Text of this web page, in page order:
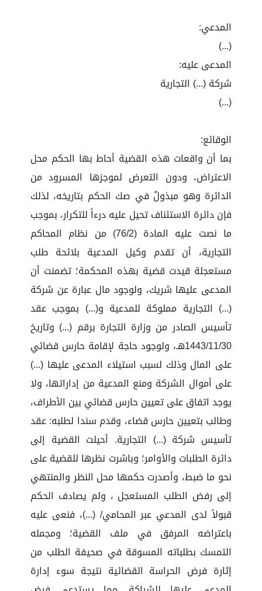
المدعي:
(...)
المدعى عليه:
شركة (...) التجارية
(...)
الوقائع:
بما أن واقعات هذه القضية أحاط بها الحكم محل
الاعتراض، ودون التعرض لموجزها المسرود من
الدائرة وهو مبذولٌ في صك الحكم بتاريخه، لذلك
فإن دائرة الاستئناف تحيل عليه درءاً للتكرار، بموجب
ما نصت عليه المادة (76/2) من نظام المحاكم
التجارية، أن تقدم وكيل المدعية بلائحة طلب
مستعجلة قيدت قضية بهذه المحكمة؛ تضمنت أن
المدعى عليها شريك، ولوجود مال عبارة عن شركة
(...) التجارية مملوكة للمدعية و(...) بموجب عقد
تأسيس الصادر من وزارة التجارة برقم (...) وتاريخ
1443/11/30هـ، ولوجود حاجة لإقامة حارس قضائي
على المال وذلك لسبب استيلاء المدعى عليها (...)
على أموال الشركة ومنع المدعية من إداراتها، ولا
يوجد اتفاق على تعيين حارس قضائي بين الأطراف،
وطالب بتعيين حارس قضاء، وقدم سندا لطلبه: عقد
تأسيس شركة (...) التجارية. أحيلت القضية إلى
دائرة الطلبات والأوامر؛ وباشرت نظرها للقضية على
نحو ما ضبط، وأصدرت حكمها محل النظر والمنتهي
إلى رفض الطلب المستعجل ، ولم يصادف الحكم
قبولاً لدى المدعي عبر المحامي/ (...)، فنعى عليه
باعتراضه المرفق في ملف القضية؛ ومجمله
التمسك بطلباته المسوقة في صحيفة الطلب من
إثارة فرض الحراسة القضائية نتيجة سوء إدارة